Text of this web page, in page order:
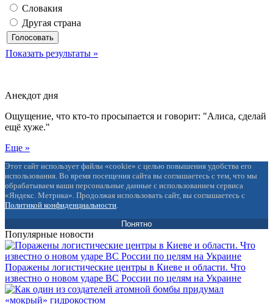
Словакия
Другая страна
Показать результаты »
Анекдот дня
Ощущение, что кто-то просыпается и говорит: "Алиса, сделай
ещё хуже."
Еще »
Этот сайт использует файлы «cookie» с целью повышения удобства его
использования. Во время посещения сайта вы соглашаетесь с тем, что мы
обрабатываем ваши персональные данные с использованием сервиса
«Яндекс. Метрика». Продолжая использовать сайт, вы соглашаетесь с
Политикой конфиденциальности.
Понятно
Популярные новости
Поражены логистические центры в Киеве и области. Что
известно о новом ударе ВС России по целям на Украине